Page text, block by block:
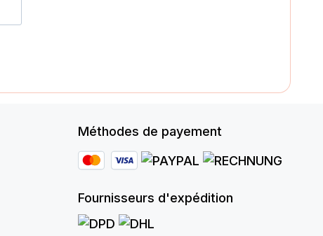
Méthodes de payement
Fournisseurs d'expédition